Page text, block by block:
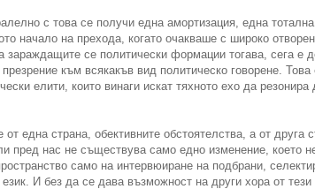
с това се получи една амортизация, една
начало на прехода, когато очакваше с широко
зараждащите се политически формации тогава, сега
към всякакъв вид политическо говорене.
елити, които винаги искат тяхното ехо да
една страна, обективните обстоятелства, а от
пред нас не съществува само едно изменение, което
само на интервюиране на подбрани,
И без да се дава възможност на други хора от